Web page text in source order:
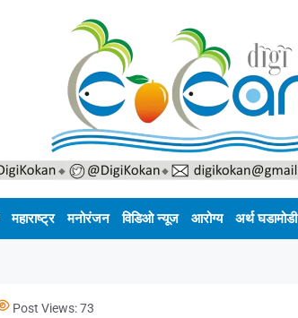
महाराष्ट्र मनोरंजन विडिओ न्यूज आरोग्य अर्थ घडामोडी
Post Views:73